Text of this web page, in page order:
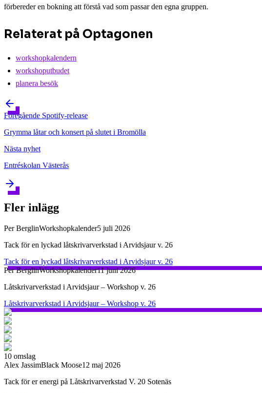
förbereder en bokning att förstå vad som passar den egna gruppen.
Relaterat på Optagonen
workshopkalendern
workshoputbudet
planera besök
Föregående Spotify-release
Grymma låtar och konsert på slutet i Bromölla
Nästa nyhet
Entréskolan Västerås
Fler inlägg
Per BerglinWorkshopkalender5 juli 2026
Tack för en lyckad låtskrivarverkstad i Arvidsjaur v. 26
Tack för en lyckad låtskrivarverkstad i Arvidsjaur v. 26
Per BerglinWorkshopkalender11 juni 2026
Låtskrivarverkstad i Arvidsjaur – Workshop v. 26
Låtskrivarverkstad i Arvidsjaur – Workshop v. 26
10 omslag
Alex JassimBlack Moose12 maj 2026
Tack för er energi på Låtskrivarverkstad V. 20 Sotenäs